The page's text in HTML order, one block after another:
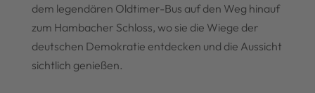
dem legendären Oldtimer-Bus auf den Weg hinauf
zum Hambacher Schloss, wo sie die Wiege der
deutschen Demokratie entdecken und die Aussicht
sichtlich genießen.